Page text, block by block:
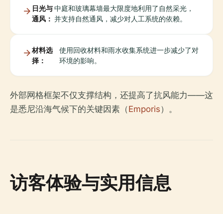
日光与
通风：
中庭和玻璃幕墙最大限度地利用了自然采光，
并支持自然通风，减少对人工系统的依赖。
材料选
择：
使用回收材料和雨水收集系统进一步减少了对
环境的影响。
外部网格框架不仅支撑结构，还提高了抗风能力——这
是悉尼沿海气候下的关键因素（Emporis）。
访客体验与实用信息